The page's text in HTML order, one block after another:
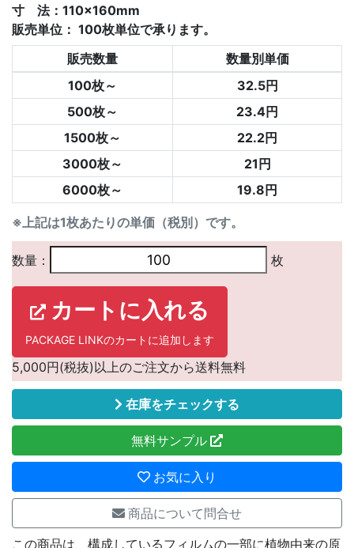
寸 法：110×160mm
販売単位： 100枚単位で承ります。
※上記は1枚あたりの単価（税別）です。
販売数量
数量別単価
100枚～
32.5円
500枚～
23.4円
1500枚～
22.2円
3000枚～
21円
6000枚～
19.8円
数量： 枚
カートに入れる
PACKAGE LINKのカートに追加します
5,000円(税抜)以上のご注文から送料無料
在庫をチェックする
無料サンプル
お気に入り
商品について問合せ
この商品は、構成しているフィルムの一部に植物由来の原